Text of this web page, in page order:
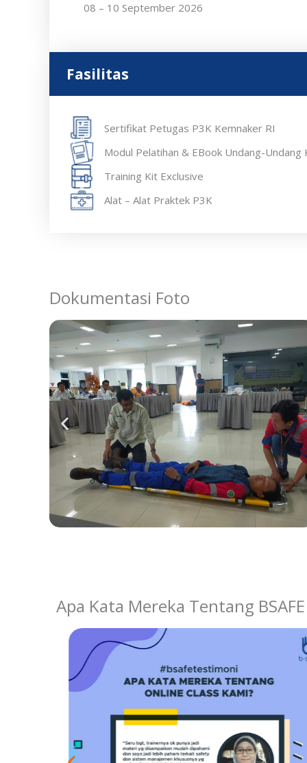
08 – 10 September 2026
Fasilitas
Sertifikat Petugas P3K Kemnaker RI
Modul Pelatihan & EBook Undang-Undang
Training Kit Exclusive
Alat – Alat Praktek P3K
Dokumentasi Foto
Apa Kata Mereka Tentang